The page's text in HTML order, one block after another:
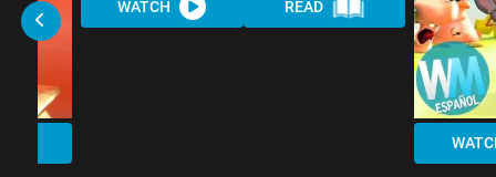
WATCH READ